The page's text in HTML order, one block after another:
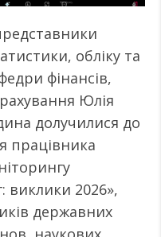
обліку та
фінансів,
Юлія
долучилися до
працівника
виклики 2026»,
державних